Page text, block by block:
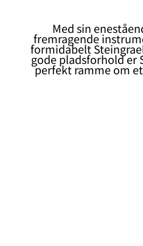
Med sin
fremragende
formidabelt
gode pladsforhold er
perfekt ramme om